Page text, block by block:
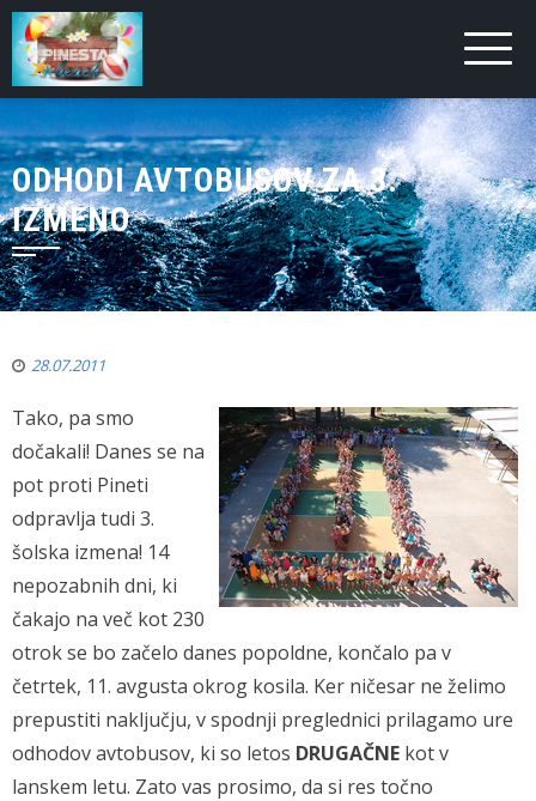
ODHODI AVTOBUSOV ZA 3.
IZMENO
28.07.2011
Tako, pa smo
dočakali! Danes se na
pot proti Pineti
odpravlja tudi 3.
šolska izmena! 14
nepozabnih dni, ki
čakajo na več kot 230
otrok se bo začelo danes popoldne, končalo pa v
četrtek, 11. avgusta okrog kosila. Ker ničesar ne želimo
prepustiti naključju, v spodnji preglednici prilagamo ure
odhodov avtobusov, ki so letos DRUGAČNE kot v
lanskem letu. Zato vas prosimo, da si res točno